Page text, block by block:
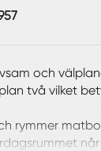
och
två vilket
rymmer